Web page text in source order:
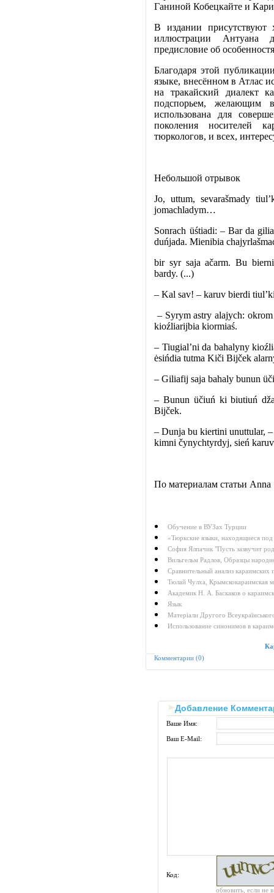
Ганиной Кобецкайте и
В издании присутствуют
иллюстрации Антуана
предисловие об
Благодаря этой
языке, внесённом в Атлас
на тракайский диалект
подспорьем, желающим
использована для
поколения носителей
тюркологов, и всех,
Небольшой отрывок
Jo, uttum, sevarašmady
jomachladym…
Sonrach üśtiadi: – Bar da
duńjada. Mienibia
bir syr saja ačarm. Bu
bardy. (...)
– Kal sav! – karuv bierdi
– Syrym astry alajych:
kioźliarijbia kiormiaś.
– Tiugial’ni da bahalyny
ėsińdia tutma Kiči Bijček
– Giliafij saja bahaly bunun
– Bunun üčiuń ki biutiuń
Bijček.
– Dunja bu kiertini unuttular,
kimni čynychtyrdyj, sień
По материалам статьи
Обучение в ВУЗах Турции
«Тюркские языки, находящиеся
София Ялпачик "Пусть зазвучит
Вильгельм Радлов, Образцы
Сравнительный анализ
Тюлай Чулха, Крымскокараимская
Академик Н. А. Баскаков о
Язык
Матеріали Другого
Использование синонимов в
Комментарии (0)
Добавление
Ваше Имя:
Ваш E-Mail:
Код:
обновить, если не